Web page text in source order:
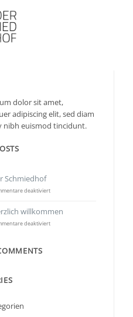
dolor sit amet,
adipiscing elit, sed diam
nibh euismod tincidunt.
Schmiedhof
deaktiviertfür
willkommen
deaktiviertfür